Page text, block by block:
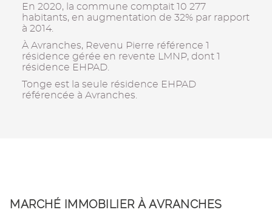
En 2020, la commune comptait 10 277
habitants, en augmentation de 32% par rapport
à 2014.
À Avranches, Revenu Pierre référence 1
résidence gérée en revente LMNP, dont 1
résidence EHPAD.
Tonge est la seule résidence EHPAD
référencée à Avranches.
MARCHÉ IMMOBILIER À AVRANCHES